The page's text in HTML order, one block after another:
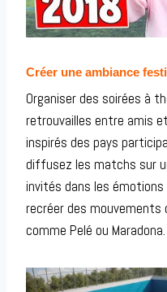
Créer une ambiance
Organiser des soirées à
retrouvailles entre amis
inspirés des pays
diffusez les matchs sur
invités dans les
recréer des mouvements
comme Pelé ou Maradona.